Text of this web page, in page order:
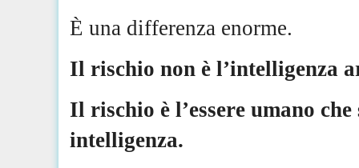
È una differenza enorme.
Il rischio non è l’intelligenza
Il rischio è l’essere umano
intelligenza.